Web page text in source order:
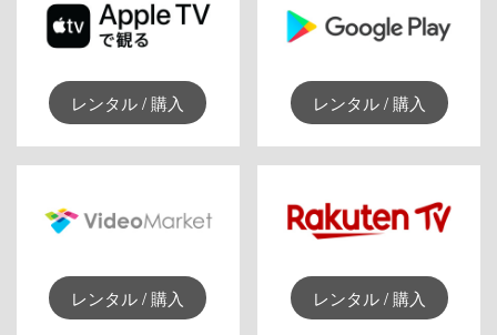
レンタル / 購入 レンタル / 購入
レンタル / 購入 レンタル / 購入